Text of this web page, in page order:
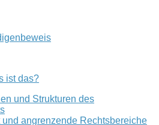
ist das?
und Strukturen des
und angrenzende Rechtsbereiche